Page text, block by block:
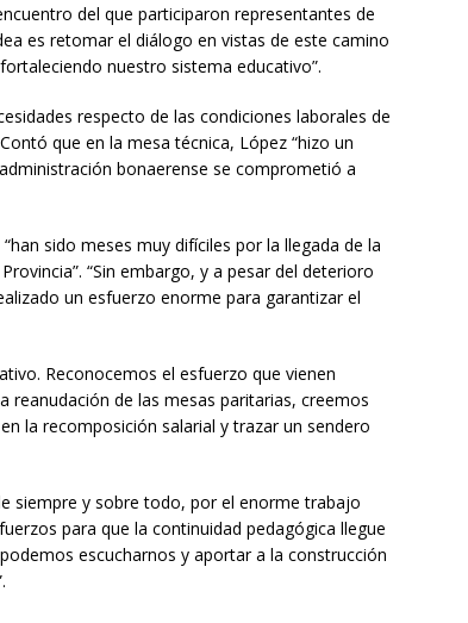
del que participaron representantes de
es retomar el diálogo en vistas de este camino
nuestro sistema educativo”.
respecto de las condiciones laborales de
que en la mesa técnica, López “hizo un
bonaerense se comprometió a
sido meses muy difíciles por la llegada de la
“Sin embargo, y a pesar del deterioro
un esfuerzo enorme para garantizar el
Reconocemos el esfuerzo que vienen
reanudación de las mesas paritarias, creemos
la recomposición salarial y trazar un sendero
siempre y sobre todo, por el enorme trabajo
para que la continuidad pedagógica llegue
escucharnos y aportar a la construcción